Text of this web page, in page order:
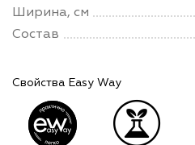
Ширина, см
Состав
Свойства Easy Way